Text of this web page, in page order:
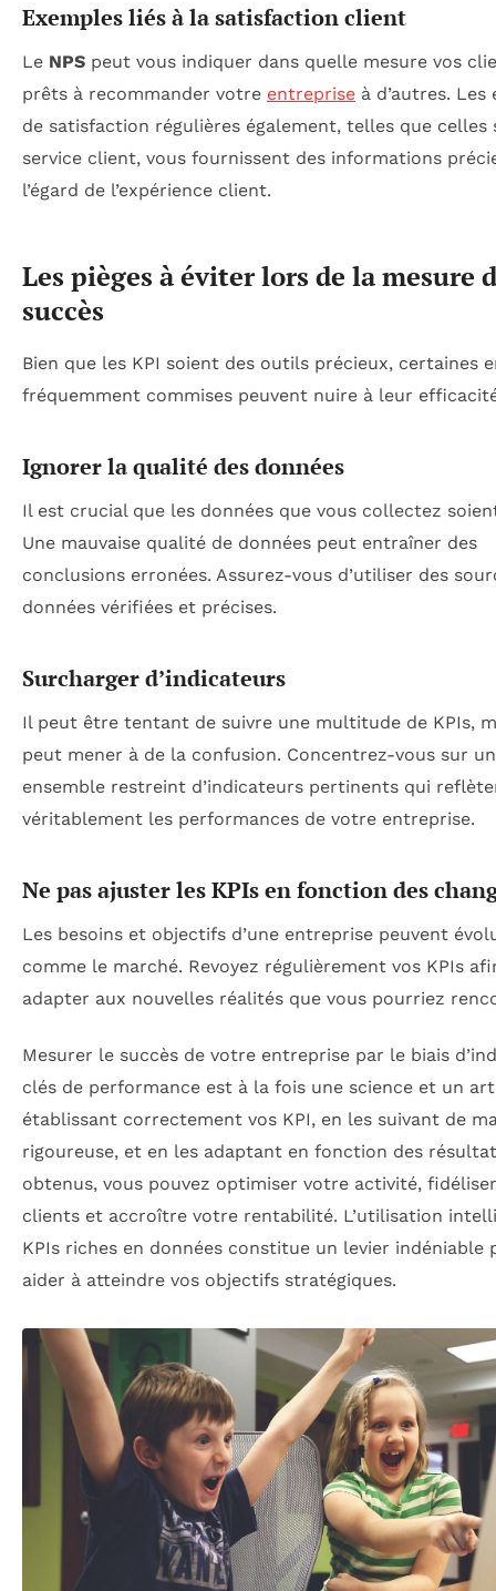
Exemples liés à la satisfaction client
Le NPS peut vous indiquer dans quelle mesure vos
prêts à recommander votre entreprise à d’autres. Les
de satisfaction régulières également, telles que celles
service client, vous fournissent des informations
l’égard de l’expérience client.
Les pièges à éviter lors de la mesure
succès
Bien que les KPI soient des outils précieux, certaines
fréquemment commises peuvent nuire à leur
Ignorer la qualité des données
Il est crucial que les données que vous collectez
Une mauvaise qualité de données peut entraîner des
conclusions erronées. Assurez-vous d’utiliser des
données vérifiées et précises.
Surcharger d’indicateurs
Il peut être tentant de suivre une multitude de KPIs,
peut mener à de la confusion. Concentrez-vous sur un
ensemble restreint d’indicateurs pertinents qui
véritablement les performances de votre entreprise.
Ne pas ajuster les KPIs en fonction des
Les besoins et objectifs d’une entreprise peuvent
comme le marché. Revoyez régulièrement vos KPIs
adapter aux nouvelles réalités que vous pourriez
Mesurer le succès de votre entreprise par le biais
clés de performance est à la fois une science et un
établissant correctement vos KPI, en les suivant de
rigoureuse, et en les adaptant en fonction des
obtenus, vous pouvez optimiser votre activité,
clients et accroître votre rentabilité. L’utilisation
KPIs riches en données constitue un levier indéniable
aider à atteindre vos objectifs stratégiques.